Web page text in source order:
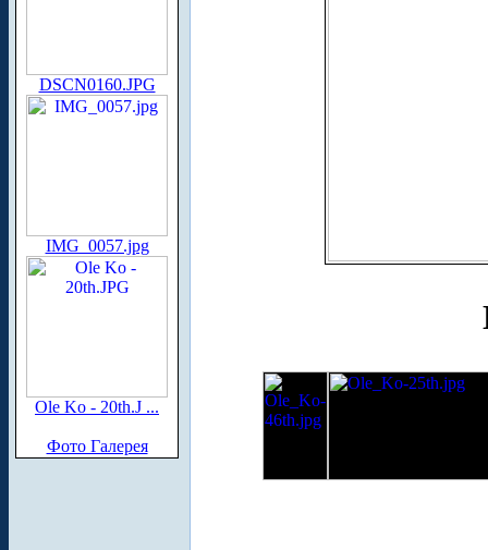
DSCN0160.JPG
IMG_0057.jpg
Ole Ko - 20th.J ...
Фото Галерея